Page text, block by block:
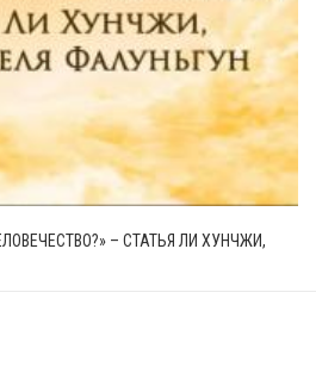
– СТАТЬЯ ЛИ ХУНЧЖИ,